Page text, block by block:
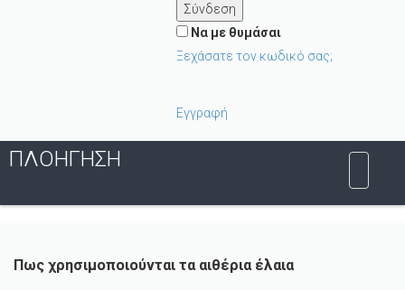
Σύνδεση
Να με θυμάσαι
Ξεχάσατε τον κωδικό σας;
Εγγραφή
ΠΛΟΉΓΗΣΗ
Πως χρησιμοποιούνται τα αιθέρια έλαια